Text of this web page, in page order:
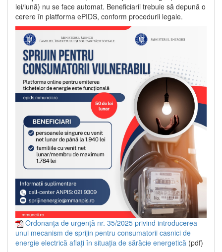
lei/lună) nu se face automat. Beneficiarii trebuie să depună o
cerere în platforma ePIDS, conform procedurii legale.
Ordonanța de urgență nr. 35/2025 privind introducerea
unui mecanism de sprijin pentru consumatorii casnici de
energie electrică aflați în situația de sărăcie energetică (pdf)